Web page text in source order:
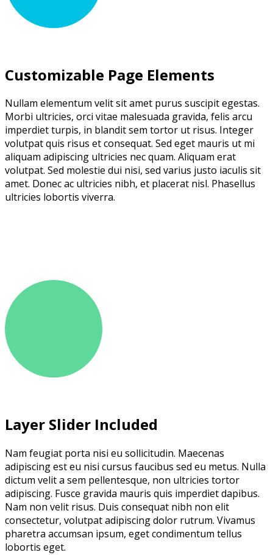
Customizable Page Elements
Nullam elementum velit sit amet purus suscipit egestas.
Morbi ultricies, orci vitae malesuada gravida, felis arcu
imperdiet turpis, in blandit sem tortor ut risus. Integer
volutpat quis risus et consequat. Sed eget mauris ut mi
aliquam adipiscing ultricies nec quam. Aliquam erat
volutpat. Sed molestie dui nisi, sed varius justo iaculis sit
amet. Donec ac ultricies nibh, et placerat nisl. Phasellus
ultricies lobortis viverra.
Layer Slider Included
Nam feugiat porta nisi eu sollicitudin. Maecenas
adipiscing est eu nisi cursus faucibus sed eu metus. Nulla
dictum velit a sem pellentesque, non ultricies tortor
adipiscing. Fusce gravida mauris quis imperdiet dapibus.
Nam non velit risus. Duis consequat nibh non elit
consectetur, volutpat adipiscing dolor rutrum. Vivamus
pharetra accumsan ipsum, eget condimentum tellus
lobortis eget.